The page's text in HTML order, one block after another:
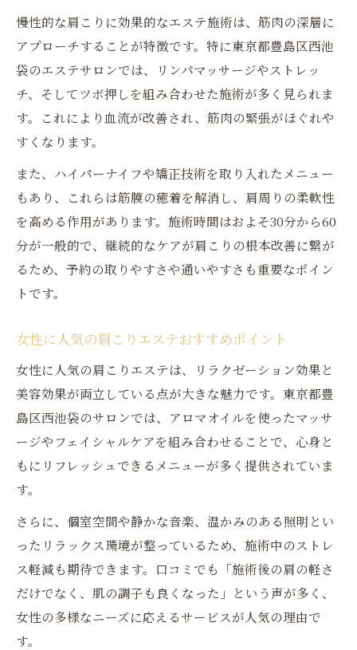
慢性的な肩こりに効果的なエステ施術は、筋肉の深層に
アプローチすることが特徴です。特に東京都豊島区西池
袋のエステサロンでは、リンパマッサージやストレッ
チ、そしてツボ押しを組み合わせた施術が多く見られま
す。これにより血流が改善され、筋肉の緊張がほぐれや
すくなります。
また、ハイパーナイフや矯正技術を取り入れたメニュー
もあり、これらは筋膜の癒着を解消し、肩周りの柔軟性
を高める作用があります。施術時間はおよそ30分から60
分が一般的で、継続的なケアが肩こりの根本改善に繋が
るため、予約の取りやすさや通いやすさも重要なポイン
トです。
女性に人気の肩こりエステおすすめポイント
女性に人気の肩こりエステは、リラクゼーション効果と
美容効果が両立している点が大きな魅力です。東京都豊
島区西池袋のサロンでは、アロマオイルを使ったマッサ
ージやフェイシャルケアを組み合わせることで、心身と
もにリフレッシュできるメニューが多く提供されていま
す。
さらに、個室空間や静かな音楽、温かみのある照明とい
ったリラックス環境が整っているため、施術中のストレ
ス軽減も期待できます。口コミでも「施術後の肩の軽さ
だけでなく、肌の調子も良くなった」という声が多く、
女性の多様なニーズに応えるサービスが人気の理由で
す。